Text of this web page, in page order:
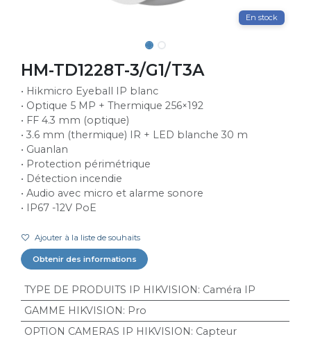
En stock
HM-TD1228T-3/G1/T3A
• Hikmicro Eyeball IP blanc
• Optique 5 MP + Thermique 256×192
• FF 4.3 mm (optique)
• 3.6 mm (thermique) IR + LED blanche 30 m
• Guanlan
• Protection périmétrique
• Détection incendie
• Audio avec micro et alarme sonore
• IP67 -12V PoE
Ajouter à la liste de souhaits
Obtenir des informations
TYPE DE PRODUITS IP HIKVISION : Caméra IP
GAMME HIKVISION : Pro
OPTION CAMERAS IP HIKVISION : Capteur